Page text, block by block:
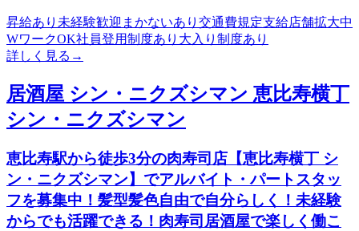
昇給あり 未経験歓迎 まかないあり 交通費規定支給店舗拡大中
WワークOK社員登用制度あり 大入り制度あり
詳しく見る →
居酒屋 シン・ニクズシマン 恵比寿横丁
シン・ニクズシマン
恵比寿駅から徒歩3分の肉寿司店【恵比寿横丁 シ
ン・ニクズシマン】でアルバイト・パートスタッ
フを募集中！髪型髪色自由で自分らしく！未経験
からでも活躍できる！肉寿司居酒屋で楽しく働こ